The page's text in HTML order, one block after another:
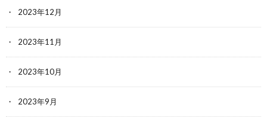
2023年12月
2023年11月
2023年10月
2023年9月